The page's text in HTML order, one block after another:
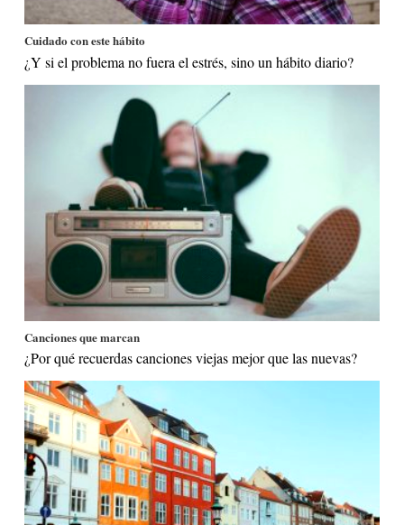
Cuidado con este hábito
¿Y si el problema no fuera el estrés, sino un hábito diario?
Canciones que marcan
¿Por qué recuerdas canciones viejas mejor que las nuevas?